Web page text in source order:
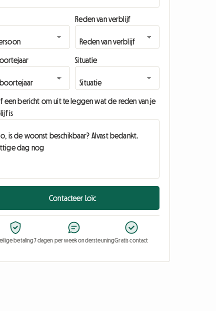
Reden van verblijf
Situatie
een bericht om uit te leggen wat de reden van je
is
Contacteer Loïc
betaling7 dagen per week ondersteuningGratis contact